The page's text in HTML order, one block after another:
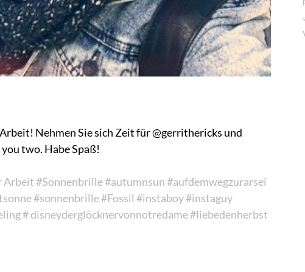
Nehmen Sie sich Zeit für @gerrithericks und
two. Habe Spaß!
Arbeit#Sonnenbrille#autumnsun#aufdemwegzurarsei
#sonnenbrille#Fossil #instaboy#instaguy
# disneyderglöcknervonnotredame#liebedenherbst